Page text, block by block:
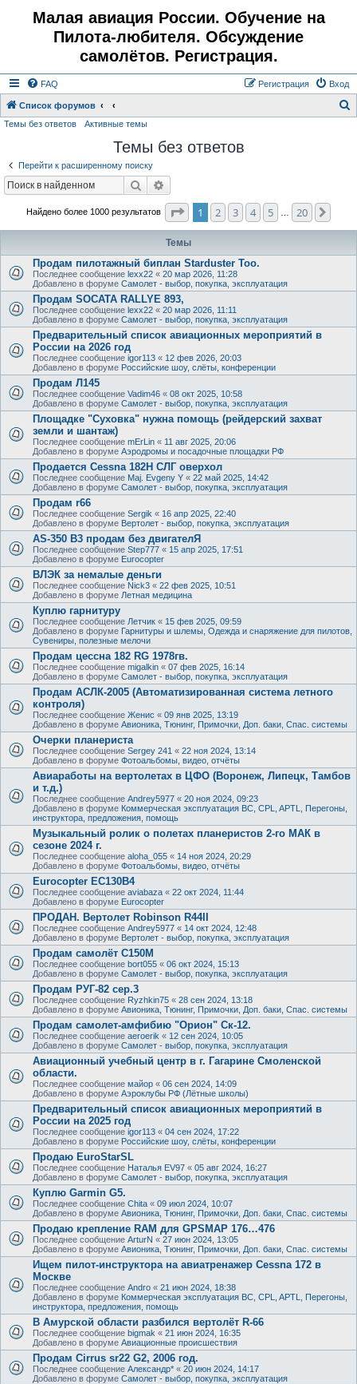
Малая авиация России. Обучение на
Пилота-любителя. Обсуждение
самолётов. Регистрация.
FAQ Вход
Регистрация
Список форумов
Темы без ответов Активные темы
Темы без ответов
Перейти к расширенному поиску
Поиск
Найдено более 1000 результатов Страница1 из
1 2 3 4 5 20
Темы
Продам пилотажный биплан Starduster Too.
Последнее сообщение lexx22 « 20 мар 2026, 11:28
Добавлено в форуме Самолет - выбор, покупка, эксплуатация
Продам SOCATA RALLYE 893,
Последнее сообщение lexx22 « 20 мар 2026, 11:11
Добавлено в форуме Самолет - выбор, покупка, эксплуатация
Предварительный список авиационных мероприятий в
России на 2026 год
Последнее сообщение igor113 « 12 фев 2026, 20:03
Добавлено в форуме Российские шоу, слёты, конференции
Продам Л145
Последнее сообщение Vadim46 « 08 окт 2025, 10:58
Добавлено в форуме Самолет - выбор, покупка, эксплуатация
Площадке "Суховка" нужна помощь (рейдерский захват
земли и шантаж)
Последнее сообщение mErLin « 11 авг 2025, 20:06
Добавлено в форуме Аэродромы и посадочные площадки РФ
Продается Cessna 182H СЛГ оверхол
Последнее сообщение Maj. Evgeny Y « 22 май 2025, 14:42
Добавлено в форуме Самолет - выбор, покупка, эксплуатация
Продам r66
Последнее сообщение Sergik « 16 апр 2025, 22:40
Добавлено в форуме Вертолет - выбор, покупка, эксплуатация
AS-350 B3 продам без двигателЯ
Последнее сообщение Step777 « 15 апр 2025, 17:51
Добавлено в форуме Eurocopter
ВЛЭК за немалые деньги
Последнее сообщение Nick3 « 22 фев 2025, 10:51
Добавлено в форуме Летная медицина
Куплю гарнитуру
Последнее сообщение Летчик « 15 фев 2025, 09:59
Добавлено в форуме Гарнитуры и шлемы, Одежда и снаряжение для пилотов,
Сувениры, полезные мелочи
Продам цессна 182 RG 1978гв.
Последнее сообщение migalkin « 07 фев 2025, 16:14
Добавлено в форуме Самолет - выбор, покупка, эксплуатация
Продам АСЛК-2005 (Автоматизированная система летного
контроля)
Последнее сообщение Женис « 09 янв 2025, 13:19
Добавлено в форуме Авионика, Тюнинг, Примочки, Доп. баки, Спас. системы
Очерки планериста
Последнее сообщение Sergey 241 « 22 ноя 2024, 13:14
Добавлено в форуме Фотоальбомы, видео, отчёты
Авиаработы на вертолетах в ЦФО (Воронеж, Липецк, Тамбов
и т.д.)
Последнее сообщение Andrey5977 « 20 ноя 2024, 09:23
Добавлено в форуме Коммерческая эксплуатация ВС, CPL, APTL, Перегоны,
инструктора, предложения, помощь
Музыкальный ролик о полетах планеристов 2-го МАК в
сезоне 2024 г.
Последнее сообщение aloha_055 « 14 ноя 2024, 20:29
Добавлено в форуме Фотоальбомы, видео, отчёты
Eurocopter EC130B4
Последнее сообщение aviabaza « 22 окт 2024, 11:44
Добавлено в форуме Eurocopter
ПРОДАН. Вертолет Robinson R44II
Последнее сообщение Andrey5977 « 14 окт 2024, 12:48
Добавлено в форуме Вертолет - выбор, покупка, эксплуатация
Продам самолёт С150М
Последнее сообщение bort055 « 06 окт 2024, 15:13
Добавлено в форуме Самолет - выбор, покупка, эксплуатация
Продам РУГ-82 сер.3
Последнее сообщение Ryzhkin75 « 28 сен 2024, 13:18
Добавлено в форуме Авионика, Тюнинг, Примочки, Доп. баки, Спас. системы
Продам самолет-амфибию "Орион" Ск-12.
Последнее сообщение aeroerik « 12 сен 2024, 10:05
Добавлено в форуме Самолет - выбор, покупка, эксплуатация
Авиационный учебный центр в г. Гагарине Смоленской
области.
Последнее сообщение майор « 06 сен 2024, 14:09
Добавлено в форуме Аэроклубы РФ (Лётные школы)
Предварительный список авиационных мероприятий в
России на 2025 год
Последнее сообщение igor113 « 04 сен 2024, 17:22
Добавлено в форуме Российские шоу, слёты, конференции
Продаю EuroStarSL
Последнее сообщение Наталья EV97 « 05 авг 2024, 16:27
Добавлено в форуме Самолет - выбор, покупка, эксплуатация
Куплю Garmin G5.
Последнее сообщение Chita « 09 июл 2024, 10:07
Добавлено в форуме Авионика, Тюнинг, Примочки, Доп. баки, Спас. системы
Продаю крепление RAM для GPSMAP 176…476
Последнее сообщение ArturN « 27 июн 2024, 13:05
Добавлено в форуме Авионика, Тюнинг, Примочки, Доп. баки, Спас. системы
Ищем пилот-инструктора на авиатренажер Cessna 172 в
Москве
Последнее сообщение Andro « 21 июн 2024, 18:38
Добавлено в форуме Коммерческая эксплуатация ВС, CPL, APTL, Перегоны,
инструктора, предложения, помощь
В Амурской области разбился вертолёт R-66
Последнее сообщение bigmak « 21 июн 2024, 16:35
Добавлено в форуме Авиационные происшествия
Продам Cirrus sr22 G2, 2006 год.
Последнее сообщение Александр* « 20 июн 2024, 14:17
Добавлено в форуме Самолет - выбор, покупка, эксплуатация